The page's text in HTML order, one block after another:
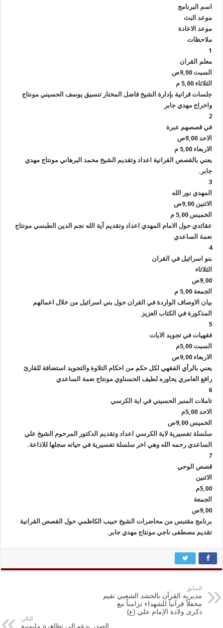
اسم البرنامج
موعد البث
موعد الاعادة
ملاحظات
1
معلم القران
السبت 9,00ص
الثلاثاء 5,00 م
جلسات قرانية بإدارة الشيخ فاضل المختار تنسيق يوسف الحسيني مونتاج
واخراج مهدي جابر
2
في قصصهم عبرة
الاحد 9,00ص
الاربعاء 5,00 م
يعني بالقصص القرانية اعداد وتقديم الشيخ محمد البرهاني مونتاج مهدي
جابر.
3
المهدي نور الله
الاثنين 9,00ص
الخميس 5,00 م
عقائدي حول الامام المهدي اعداد وتقديم آية الله نجم الدين الطبسي مونتاج
نعمة الساعدي
4
بنو اسرائيل في القران
الثلاثاء
9,00ص
الجمعة 5,00 م
بيان الاوصاف الواردة في القران حول بني اسرائيل من خلال اعمالهم
المذكورة في الكتاب العزيز
5
فقهيات في تجويد الايات
السبت 5,00م
الاربعاء 9,00ص
يعني بالرأي الفقهي لكل حكم من احكام التلاوة والتجويد استضافة للقارئ
رافع العامري يحاوره لطيف الحسناوي مونتاج نعمة الساعدي
6
تاملات المنبر الحسيني في اية الكرسي
الاحد 5,00م
الخميس 9,00ص
سلسلة تفسيرية لاية الكرسي اعداد وتقديم الدكتور المرحوم الشيخ علي
الساعدي رحمه الله وهي اخر سلسلة تفسيرية في حياته سجلها للاذاعة.
7
قصص الوحي
الاثنين
5,00م
الجمعة
9,00ص
برنامج مقتبس من محاضرات الشيخ حبيب الكاظمي حول القصص القرانية
تقديم مصطفى ناجي مونتاج مهدي جابر.
السابق
مديرية القرآن بالحشد الشعبي تقيم
محفلاً قرآنياً للشهداء تزامناً مع
ذكرى ولادة الإمام علي (ع)
التالي
الصدر يدعو إلى تظاهرة مليونية